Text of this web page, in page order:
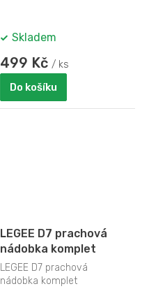
Skladem
499 Kč / ks
Do košíku
LEGEE D7 prachová
nádobka komplet
LEGEE D7 prachová
nádobka komplet